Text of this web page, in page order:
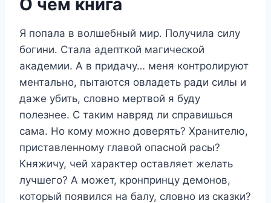
О чем книга
Я попала в волшебный мир. Получила силу
богини. Стала адепткой магической
академии. А в придачу… меня контролируют
ментально, пытаются овладеть ради силы и
даже убить, словно мертвой я буду
полезнее. С таким навряд ли справишься
сама. Но кому можно доверять? Хранителю,
приставленному главой опасной расы?
Княжичу, чей характер оставляет желать
лучшего? А может, кронпринцу демонов,
который появился на балу, словно из сказки?